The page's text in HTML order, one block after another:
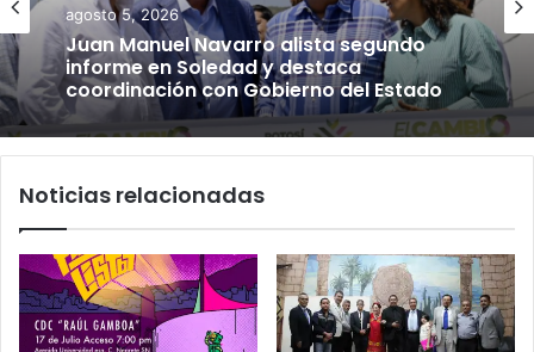
agosto 5, 2026
Juan Manuel Navarro alista segundo
informe en Soledad y destaca
coordinación con Gobierno del Estado
Noticias relacionadas